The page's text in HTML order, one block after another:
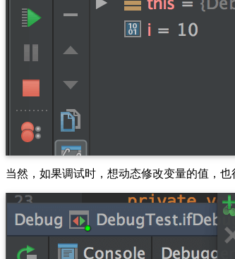
当然，如果调试时，想动态修改变量的值，也